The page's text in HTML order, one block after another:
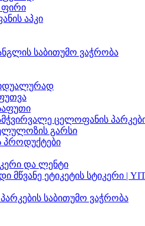
ფირი
აპკი
საბითუმო ვაჭრობა
ცელოფანის
გარსი
პროდუქტები
და ლენტი
მწვანე ეტიკეტის სტიკერი |
საბითუმო ვაჭრობა